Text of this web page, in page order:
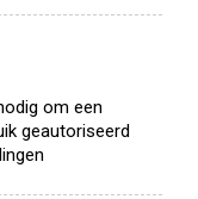
om een
geautoriseerd